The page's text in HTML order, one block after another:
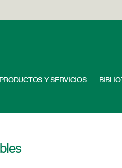
PRODUCTOS Y SERVICIOS